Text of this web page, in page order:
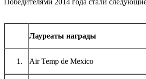
Лауреаты награды
Air Temp de Mexico